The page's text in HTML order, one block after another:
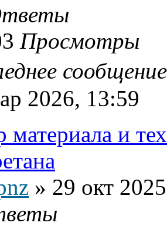
Просмотры
2026, 13:59
материала и
» 29 окт